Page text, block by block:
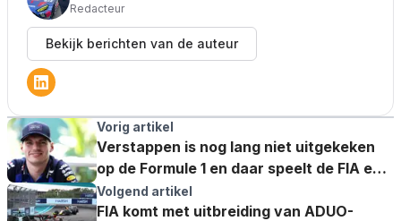
Redacteur
Bekijk berichten van de auteur
Vorig artikel
Verstappen is nog lang niet uitgekeken
op de Formule 1 en daar speelt de FIA een
rol in
Volgend artikel
FIA komt met uitbreiding van ADUO-